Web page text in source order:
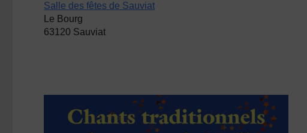
Salle des fêtes de Sauviat
Le Bourg
63120 Sauviat